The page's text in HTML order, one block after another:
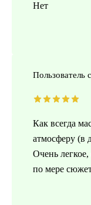
Нет
Пользователь
Как всегда
атмосферу (в
Очень
по мере